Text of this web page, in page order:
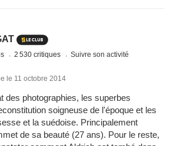
2 530 critiques Suivre son activité
le 11 octobre 2014
des photographies, les superbes
soigneuse de l'époque et les
et la suédoise. Principalement
de sa beauté (27 ans). Pour le reste,